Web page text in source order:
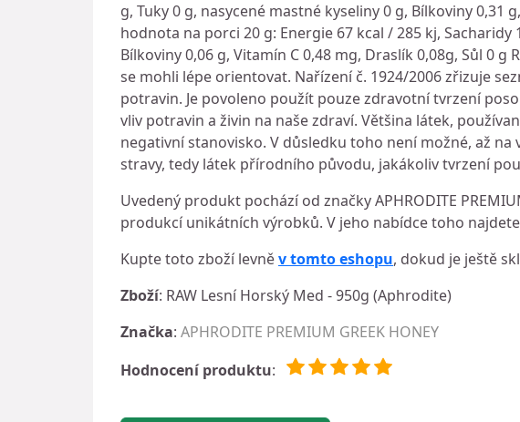
g, Tuky 0 g, nasycené mastné kyseliny 0 g, Bílkoviny 0,31
hodnota na porci 20 g: Energie 67 kcal / 285 kj, Sacharidy
Bílkoviny 0,06 g, Vitamín C 0,48 mg, Draslík 0,08g, Sůl 0
se mohli lépe orientovat. Nařízení č. 1924/2006 zřizuje
potravin. Je povoleno použít pouze zdravotní tvrzení
vliv potravin a živin na naše zdraví. Většina látek,
negativní stanovisko. V důsledku toho není možné, až
stravy, tedy látek přírodního původu, jakákoliv tvrzení
Uvedený produkt pochází od značky APHRODITE
produkcí unikátních výrobků. V jeho nabídce toho
Kupte toto zboží levněv tomto eshopu, dokud je ještě
Zboží: RAW Lesní Horský Med - 950g (Aphrodite)
Značka: APHRODITE PREMIUM GREEK HONEY
Hodnocení produktu: